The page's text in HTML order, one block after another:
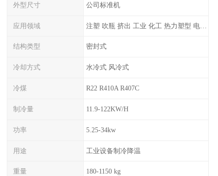
外型尺寸 公司标准机
应用领域 注塑 吹瓶 挤出 工业 化工 热力塑型 电镀等
结构类型 密封式
冷却方式 水冷式 风冷式
冷煤 R22 R410A R407C
制冷量 11.9-122KW/H
功率 5.25-34kw
用途 工业设备制冷降温
重量 180-1150 kg